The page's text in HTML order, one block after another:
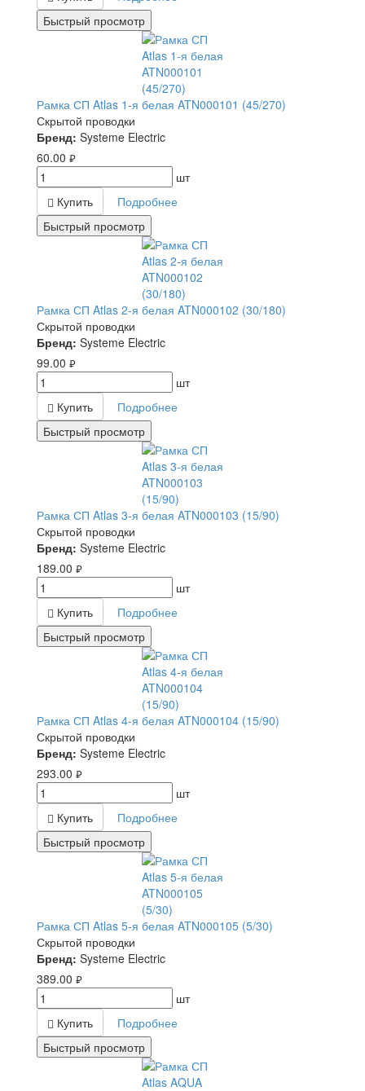
Быстрый просмотр
Рамка СП Atlas 1-я белая ATN000101 (45/270)
Скрытой проводки
Бренд: Systeme Electric
60.00 руб.
шт
Купить
Подробнее
Быстрый просмотр
Рамка СП Atlas 2-я белая ATN000102 (30/180)
Скрытой проводки
Бренд: Systeme Electric
99.00 руб.
шт
Купить
Подробнее
Быстрый просмотр
Рамка СП Atlas 3-я белая ATN000103 (15/90)
Скрытой проводки
Бренд: Systeme Electric
189.00 руб.
шт
Купить
Подробнее
Быстрый просмотр
Рамка СП Atlas 4-я белая ATN000104 (15/90)
Скрытой проводки
Бренд: Systeme Electric
293.00 руб.
шт
Купить
Подробнее
Быстрый просмотр
Рамка СП Atlas 5-я белая ATN000105 (5/30)
Скрытой проводки
Бренд: Systeme Electric
389.00 руб.
шт
Купить
Подробнее
Быстрый просмотр